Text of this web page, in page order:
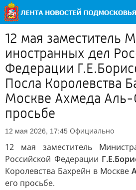
12 мая заместитель
иностранных дел
Федерации
Посла Королевства
Москве Ахмеда Аль-
просьбе
12 мая 2026, 17:45 Официально
12 мая заместитель
Российской Федерации
Королевства Бахрейн в Москве
его просьбе.